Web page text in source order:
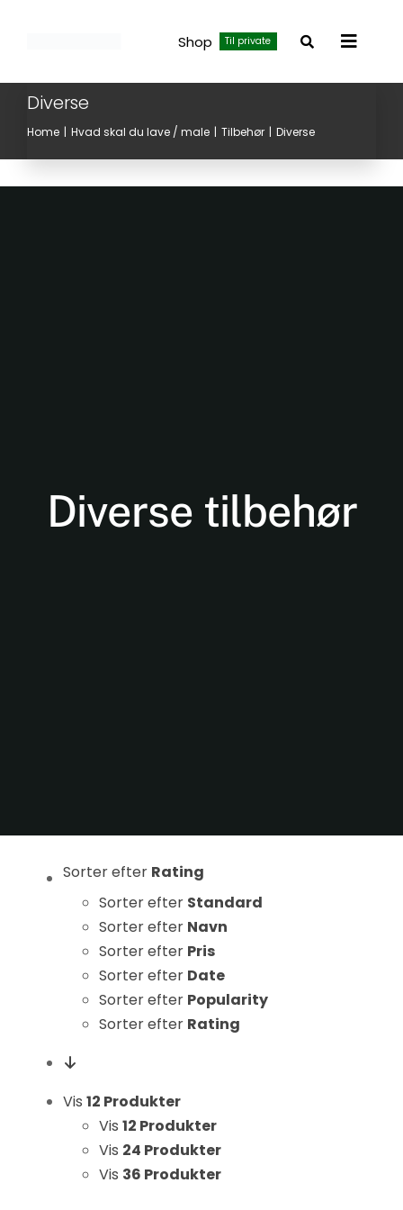
Shop Til private
Toggle
Diverse
Home Hvad skal du lave / male Tilbehør Diverse
Diverse tilbehør
Sorter efter Rating
Sorter efter Standard
Sorter efter Navn
Sorter efter Pris
Sorter efter Date
Sorter efter Popularity
Sorter efter Rating
Vis 12 Produkter
Vis 12 Produkter
Vis 24 Produkter
Vis 36 Produkter
forbedre
funktionalitet
og struktur, ud
fra hvordan
hjemmesiden
Oplevelse
hjemmeside
skal fungere
så godt som
muligt under